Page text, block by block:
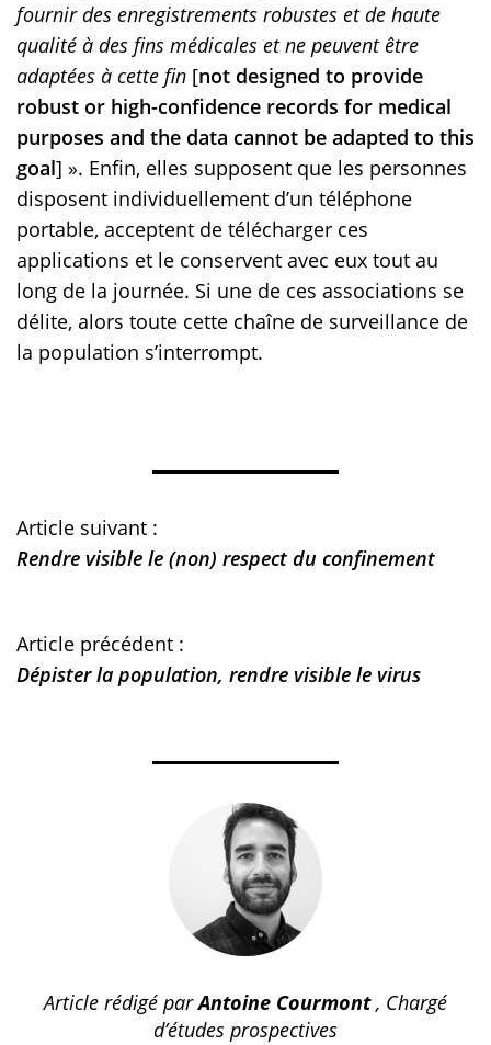
fournir des enregistrements robustes et de haute
qualité à des fins médicales et ne peuvent être
adaptées à cette fin [not designed to provide
robust or high-confidence records for medical
purposes and the data cannot be adapted to this
goal] ». Enfin, elles supposent que les personnes
disposent individuellement d’un téléphone
portable, acceptent de télécharger ces
applications et le conservent avec eux tout au
long de la journée. Si une de ces associations se
délite, alors toute cette chaîne de surveillance de
la population s’interrompt.
Article suivant :
Rendre visible le (non) respect du confinement
Article précédent :
Dépister la population, rendre visible le virus
Article rédigé parAntoine Courmont, Chargé
d’études prospectives